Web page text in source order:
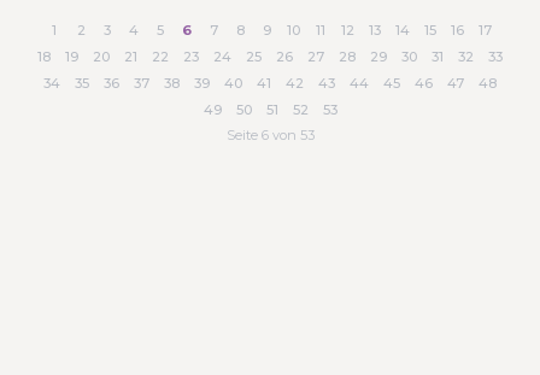
1 2 3 4 5 6 7 8 9 10 11 12 13 14 15 16
17
18
19 20 21 22 23 24 25 26 27 28 29 30 31 32
33
34
35 36 37 38 39 40 41 42 43 44 45 46 47
48
49
50 51 52
53
Seite 6 von 53